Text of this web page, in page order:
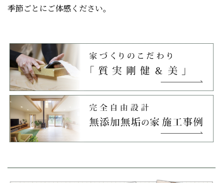
季節ごとにご体感ください。